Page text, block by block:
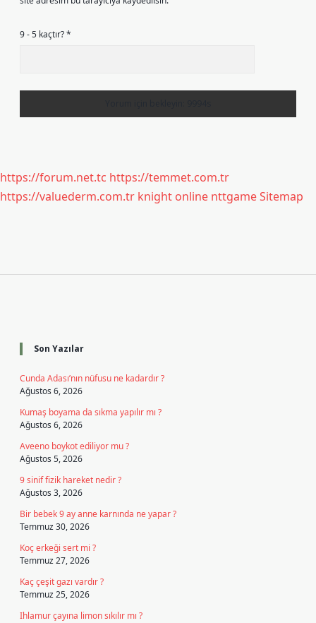
9 - 5 kaçtır?*
https://forum.net.tc https://temmet.com.tr
https://valuederm.com.tr knight online nttgameSitemap
Son Yazılar
Cunda Adası’nın nüfusu ne kadardır ?
Ağustos 6, 2026
Kumaş boyama da sıkma yapılır mı ?
Ağustos 6, 2026
Aveeno boykot ediliyor mu ?
Ağustos 5, 2026
9 sinif fizik hareket nedir ?
Ağustos 3, 2026
Bir bebek 9 ay anne karnında ne yapar ?
Temmuz 30, 2026
Koç erkeği sert mi ?
Temmuz 27, 2026
Kaç çeşit gazı vardır ?
Temmuz 25, 2026
Ihlamur çayına limon sıkılır mı ?